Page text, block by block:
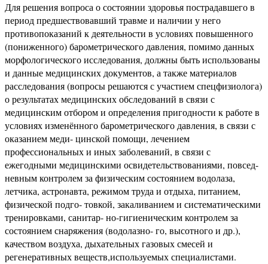
Для решения вопроса о состоянии здоровья пострадавшего в
период предшествовавший травме и наличии у него
противопоказаний к деятельности в условиях повышенного
(пониженного) барометрического давления, помимо данных
морфологического исследования, должны быть использованы
и данные медицинских документов, а также материалов
расследования (вопросы решаются с участием спецфизиолога)
о результатах медицинских обследований в связи с
медицинским отбором и определения пригодности к работе в
условиях изменённого барометрического давления, в связи с
оказанием меди- цинской помощи, лечением
профессиональных и иных заболеваний, в связи с
ежегодными медицинскими освидетельствованиями, повсед-
невным контролем за физическим состоянием водолаза,
летчика, астронавта, режимом труда и отдыха, питанием,
физической подго- товкой, закаливанием и систематическими
тренировками, санитар- но-гигиеническим контролем за
состоянием снаряжения (водолазно- го, высотного и др.),
качеством воздуха, дыхательных газовых смесей и
регенеративных веществ,используемых специалистами.